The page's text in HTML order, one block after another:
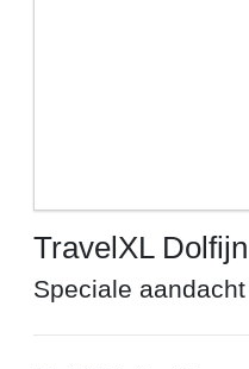
TravelXL
Speciale